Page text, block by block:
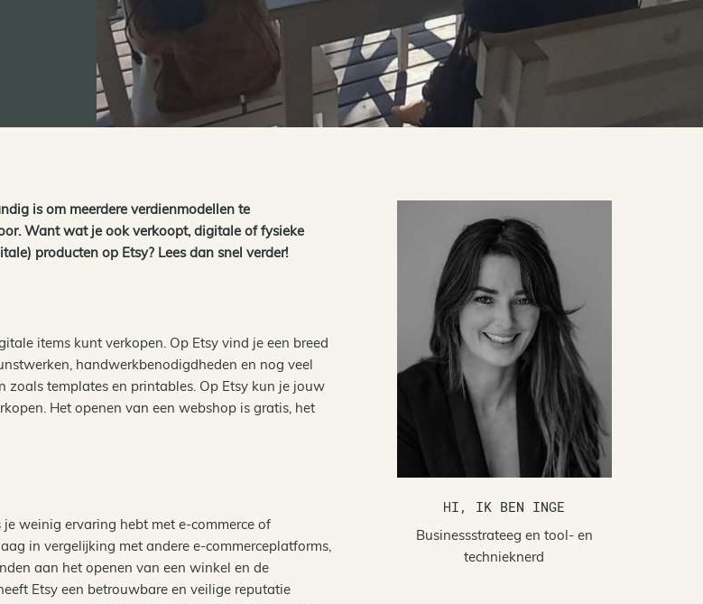
is om meerdere verdienmodellen te
Want wat je ook verkoopt, digitale of fysieke
producten op Etsy? Lees dan snel verder!
items kunt verkopen. Op Etsy vind je een breed
handwerkbenodigdheden en nog veel
zoals templates en printables. Op Etsy kun je jouw
Het openen van een webshop is gratis, het
weinig ervaring hebt met e-commerce of
in vergelijking met andere e-commerceplatforms,
aan het openen van een winkel en de
Etsy een betrouwbare en veilige reputatie
HI, IK BEN INGE
Businessstrateeg en tool- en
technieknerd